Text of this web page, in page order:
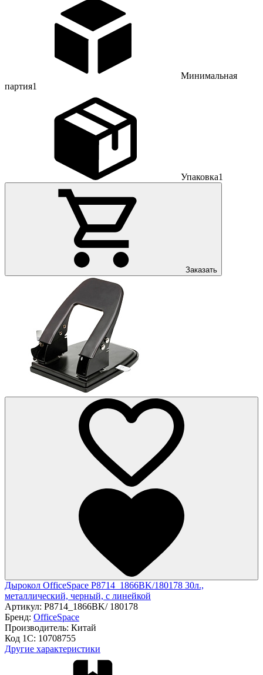
Минимальная
партия1
Упаковка1
Заказать
Дырокол OfficeSpace P8714_1866BK/180178 30л.,
металлический, черный, с линейкой
Артикул: P8714_1866BK/ 180178
Бренд: OfficeSpace
Производитель: Китай
Код 1С: 10708755
Другие характеристики